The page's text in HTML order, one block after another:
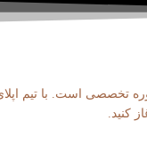
تخصصی است. با تیم
کنید.